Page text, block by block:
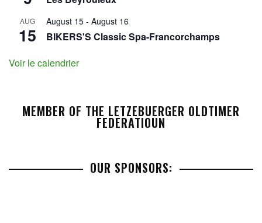
AUG
15
August 15 - August 16
BIKERS'S Classic Spa-Francorchamps
Voir le calendrier
MEMBER OF THE LETZEBUERGER OLDTIMER
FEDERATIOUN
OUR SPONSORS: